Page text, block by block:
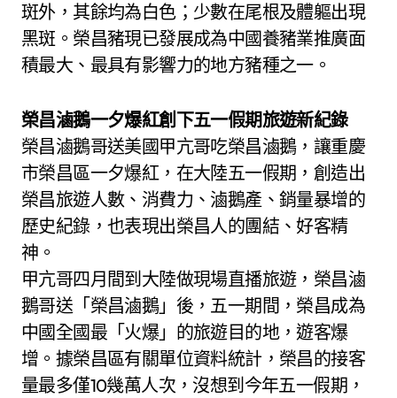
斑外，其餘均為白色；少數在尾根及體軀出現
黑斑。榮昌豬現已發展成為中國養豬業推廣面
積最大、最具有影響力的地方豬種之一。
榮昌滷鵝一夕爆紅創下五一假期旅遊新紀錄
榮昌滷鵝哥送美國甲亢哥吃榮昌滷鵝，讓重慶
市榮昌區一夕爆紅，在大陸五一假期，創造出
榮昌旅遊人數、消費力、滷鵝產、銷量暴增的
歷史紀錄，也表現出榮昌人的團結、好客精
神。
甲亢哥四月間到大陸做現場直播旅遊，榮昌滷
鵝哥送「榮昌滷鵝」後，五一期間，榮昌成為
中國全國最「火爆」的旅遊目的地，遊客爆
增。據榮昌區有關單位資料統計，榮昌的接客
量最多僅10幾萬人次，沒想到今年五一假期，